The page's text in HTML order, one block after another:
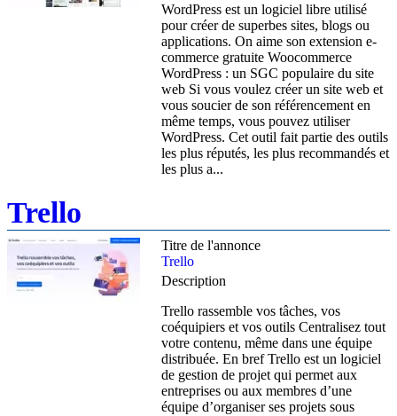
WordPress est un logiciel libre utilisé
pour créer de superbes sites, blogs ou
applications. On aime son extension e-
commerce gratuite Woocommerce
WordPress : un SGC populaire du site
web Si vous voulez créer un site web et
vous soucier de son référencement en
même temps, vous pouvez utiliser
WordPress. Cet outil fait partie des outils
les plus réputés, les plus recommandés et
les plus a...
Trello
Titre de l'annonce
Trello
Description
Trello rassemble vos tâches, vos
coéquipiers et vos outils Centralisez tout
votre contenu, même dans une équipe
distribuée. En bref Trello est un logiciel
de gestion de projet qui permet aux
entreprises ou aux membres d’une
équipe d’organiser ses projets sous